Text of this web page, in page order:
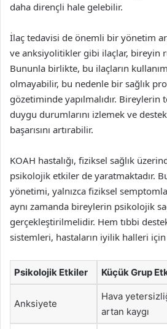
daha dirençli hale gelebilir.
İlaç tedavisi de önemli bir yönetim
ve anksiyolitikler gibi ilaçlar, bireyin
Bununla birlikte, bu ilaçların
olmayabilir, bu nedenle bir sağlık
gözetiminde yapılmalıdır. Bireylerin
duygu durumlarını izlemek ve
başarısını artırabilir.
KOAH hastalığı, fiziksel sağlık
psikolojik etkiler de yaratmaktadır. Bu
yönetimi, yalnızca fiziksel
aynı zamanda bireylerin psikolojik
gerçekleştirilmelidir. Hem tıbbi
sistemleri, hastaların iyilik halleri
Psikolojik Etkiler Küçük Grup
Anksiyete
Hava
artan kaygı